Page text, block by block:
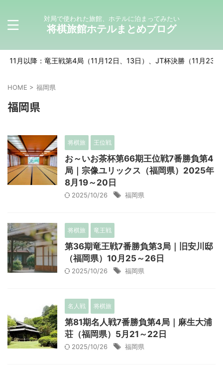
対局で使われた旅館、ホテルに泊まってみたい
将棋旅館ホテルまとめブログ
竜王戦第4局（11月12日、13日）、JT杯決勝（11月23日）などが
HOME > 福岡県
福岡県
将棋旅 王位戦
お～いお茶杯第66期王位戦7番勝負第4
局｜宗像ユリックス（福岡県）2025年
8月19～20日
2025/10/26 福岡県
将棋旅 竜王戦
第36期竜王戦7番勝負第3局｜旧安川邸
（福岡県）10月25～26日
2025/10/26 福岡県
名人戦 将棋旅
第81期名人戦7番勝負第4局｜麻生大浦
荘（福岡県）5月21～22日
2025/10/26 福岡県